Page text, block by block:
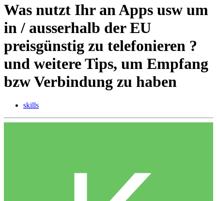
Was nutzt Ihr an Apps usw um
in / ausserhalb der EU
preisgünstig zu telefonieren ?
und weitere Tips, um Empfang
bzw Verbindung zu haben
skills